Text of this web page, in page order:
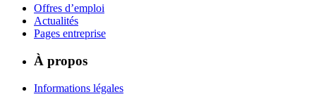
Offres d’emploi
Actualités
Pages entreprise
À propos
Informations légales